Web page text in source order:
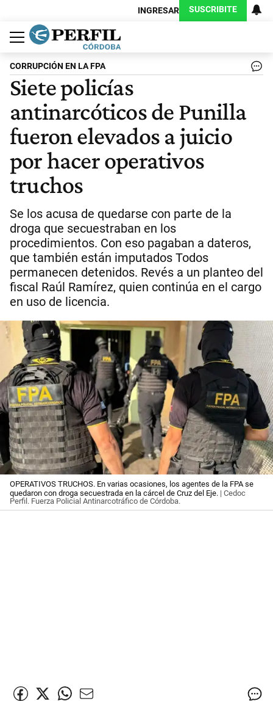
INGRESAR SUSCRIBITE
Política
Economía
Judiciales
Sociedad
Cultura
Espectáculos
Deportes
Protagonistas
CORRUPCIÓN EN LA FPA
Siete policías
antinarcóticos de Punilla
fueron elevados a juicio
por hacer operativos
truchos
Se los acusa de quedarse con parte de la
droga que secuestraban en los
procedimientos. Con eso pagaban a dateros,
que también están imputados Todos
permanecen detenidos. Revés a un planteo del
fiscal Raúl Ramírez, quien continúa en el cargo
en uso de licencia.
OPERATIVOS TRUCHOS. En varias ocasiones, los agentes de la FPA se
quedaron con droga secuestrada en la cárcel de Cruz del Eje. | Cedoc
Perfil. Fuerza Policial Antinarcotráfico de Córdoba.